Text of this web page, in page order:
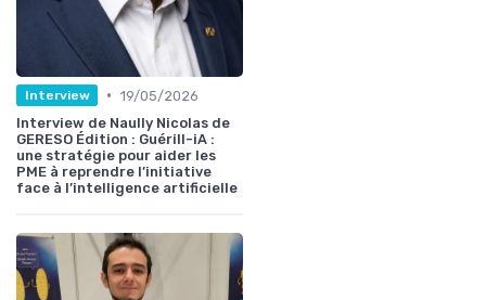
Interview • 19/05/2026
Interview de Naully Nicolas de
GERESO Édition : Guérill-iA :
une stratégie pour aider les
PME à reprendre l’initiative
face à l’intelligence artificielle